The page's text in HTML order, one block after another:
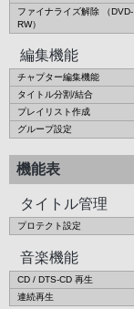
ファイナライズ解除 （DVD-
RW）
編集機能
チャプター編集機能
タイトル分割/結合
プレイリスト作成
グループ設定
機能表
タイトル管理
プロテクト設定
音楽機能
CD / DTS-CD 再生
連続再生